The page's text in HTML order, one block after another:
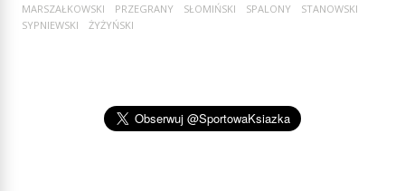
MARSZAŁKOWSKI
PRZEGRANY SŁOMIŃSKI SPALONY
STANOWSKI
SYPNIEWSKI
ŻYŻYŃSKI